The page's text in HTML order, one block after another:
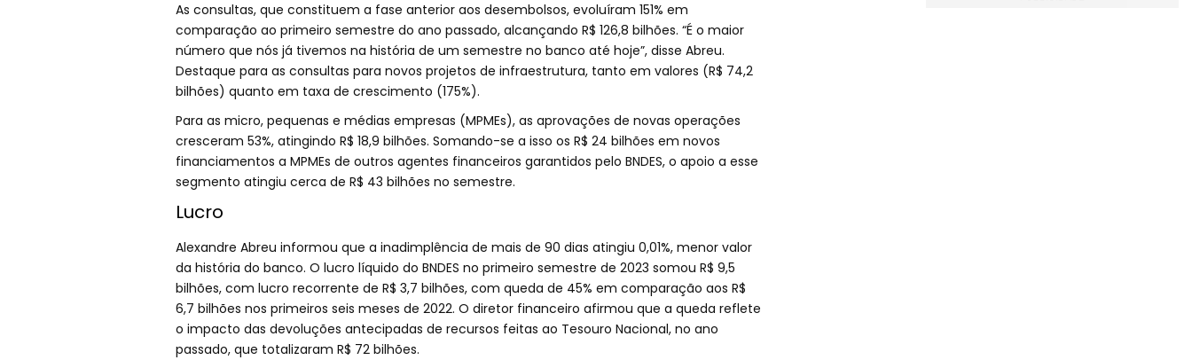
As consultas, que constituem a fase anterior aos desembolsos, evoluíram 151% em
comparação ao primeiro semestre do ano passado, alcançando R$ 126,8 bilhões. “É o maior
número que nós já tivemos na história de um semestre no banco até hoje”, disse Abreu.
Destaque para as consultas para novos projetos de infraestrutura, tanto em valores (R$ 74,2
bilhões) quanto em taxa de crescimento (175%).
Para as micro, pequenas e médias empresas (MPMEs), as aprovações de novas operações
cresceram 53%, atingindo R$ 18,9 bilhões. Somando-se a isso os R$ 24 bilhões em novos
financiamentos a MPMEs de outros agentes financeiros garantidos pelo BNDES, o apoio a esse
segmento atingiu cerca de R$ 43 bilhões no semestre.
Lucro
Alexandre Abreu informou que a inadimplência de mais de 90 dias atingiu 0,01%, menor valor
da história do banco. O lucro líquido do BNDES no primeiro semestre de 2023 somou R$ 9,5
bilhões, com lucro recorrente de R$ 3,7 bilhões, com queda de 45% em comparação aos R$
6,7 bilhões nos primeiros seis meses de 2022. O diretor financeiro afirmou que a queda reflete
o impacto das devoluções antecipadas de recursos feitas ao Tesouro Nacional, no ano
passado, que totalizaram R$ 72 bilhões.